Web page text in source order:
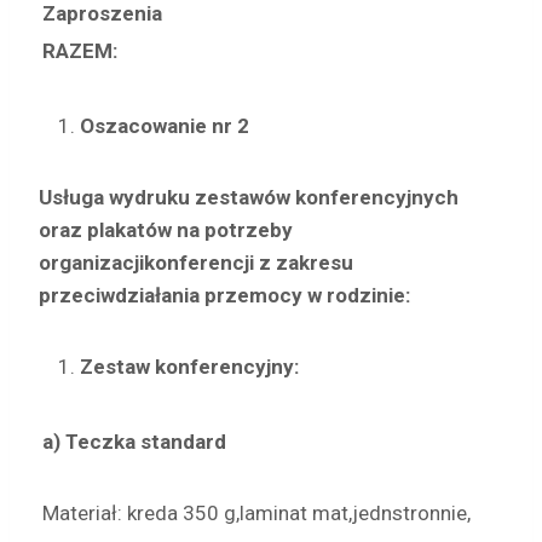
Zaproszenia
RAZEM:
Oszacowanie nr 2
Usługa wydruku zestawów konferencyjnych
oraz plakatów na potrzeby
organizacjikonferencji z zakresu
przeciwdziałania przemocy w rodzinie:
Zestaw konferencyjny:
a) Teczka standard
Materiał: kreda 350 g,laminat mat,jednstronnie,